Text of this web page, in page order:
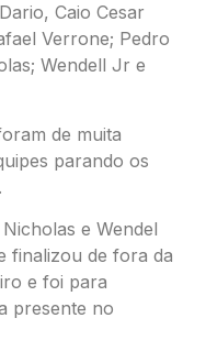
Caio Cesar
Verrone; Pedro
Wendell Jr e
de muita
parando os
e Wendel
finalizou de fora da
e foi para
presente no